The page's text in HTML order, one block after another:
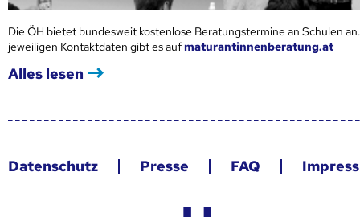
Die ÖH bietet bundesweit kostenlose Beratungstermine an Schulen
jeweiligen Kontaktdaten gibt es aufmaturantinnenberatung.at
Alles lesen
Datenschutz Presse FAQ